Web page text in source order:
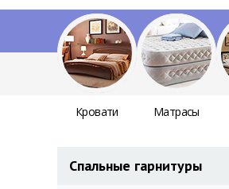
Кровати Матрасы
Спальные гарнитуры